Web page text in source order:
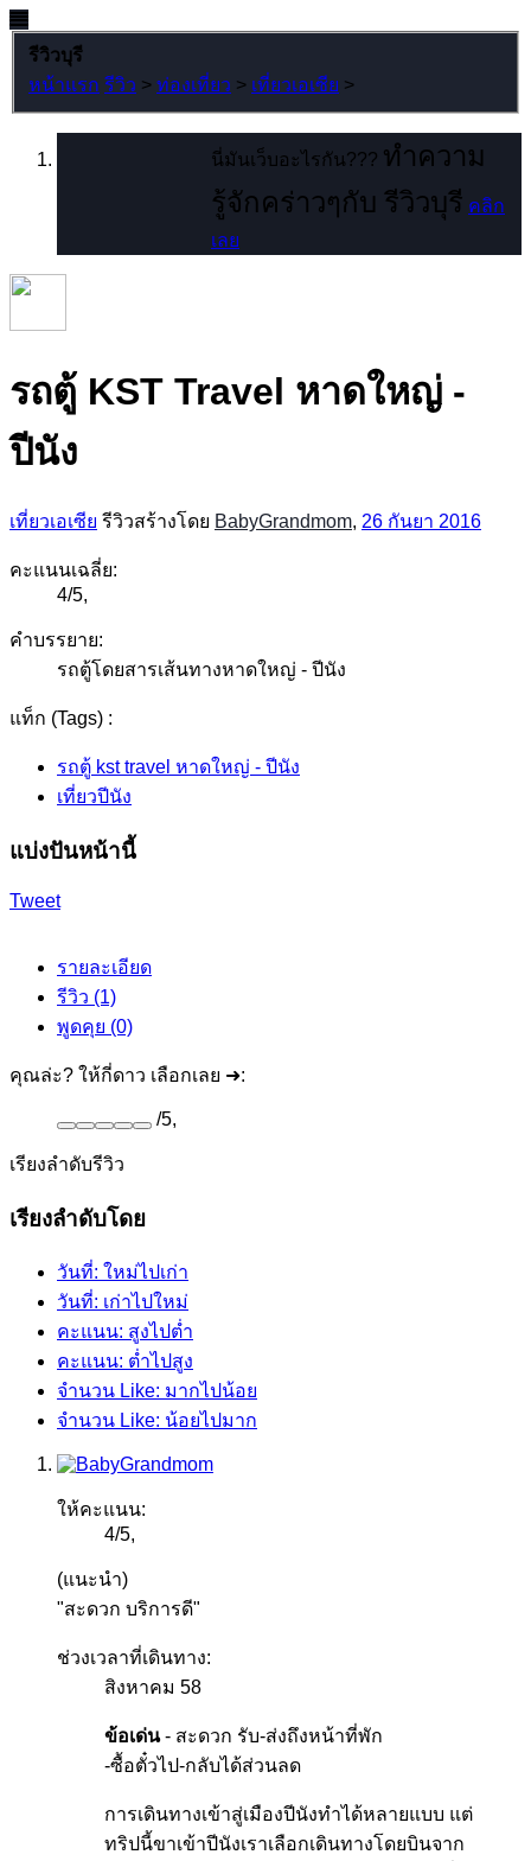
รีวิวบุรี
หน้าแรก รีวิว > ท่องเที่ยว > เที่ยวเอเซีย >
นี่มันเว็บอะไรกัน??? ทำความ
รู้จักคร่าวๆกับ รีวิวบุรี คลิก
เลย
รถตู้ KST Travel หาดใหญ่ -
ปีนัง
เที่ยวเอเซีย รีวิวสร้างโดย BabyGrandmom, 26 กันยา 2016
คะแนนเฉลี่ย:
4/5,
คำบรรยาย:
รถตู้โดยสารเส้นทางหาดใหญ่ - ปีนัง
แท็ก (Tags) :
รถตู้ kst travel หาดใหญ่ - ปีนัง
เที่ยวปีนัง
แบ่งปันหน้านี้
Tweet
รายละเอียด
รีวิว (1)
พูดคุย (0)
คุณล่ะ? ให้กี่ดาว เลือกเลย ➜:
/5,
เรียงลำดับรีวิว
เรียงลำดับโดย
วันที่: ใหม่ไปเก่า
วันที่: เก่าไปใหม่
คะแนน: สูงไปต่ำ
คะแนน: ต่ำไปสูง
จำนวน Like: มากไปน้อย
จำนวน Like: น้อยไปมาก
ให้คะแนน:
4/5,
(แนะนำ)
"สะดวก บริการดี"
ช่วงเวลาที่เดินทาง:
สิงหาคม 58
ข้อเด่น- สะดวก รับ-ส่งถึงหน้าที่พัก
-ซื้อตั๋วไป-กลับได้ส่วนลด
การเดินทางเข้าสู่เมืองปีนังทำได้หลายแบบ แต่
ทริปนี้ขาเข้าปีนังเราเลือกเดินทางโดยบินจาก